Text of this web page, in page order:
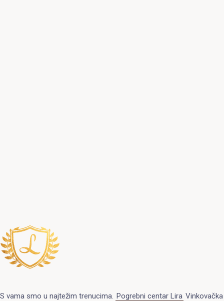
S vama smo u najtežim trenucima. Pogrebni centar Lira Vinkovačka